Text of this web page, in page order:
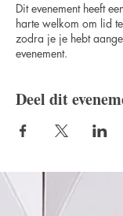
Dit evenement heeft
harte welkom om lid
zodra je je hebt
evenement.
Deel dit